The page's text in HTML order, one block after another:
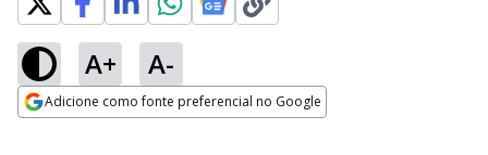
A+ A-
Adicione como fonte preferencial no Google